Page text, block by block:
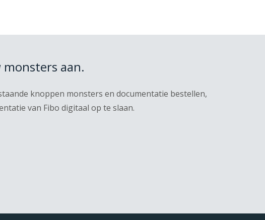
monsters aan.
knoppen monsters en documentatie bestellen,
van Fibo digitaal op te slaan.